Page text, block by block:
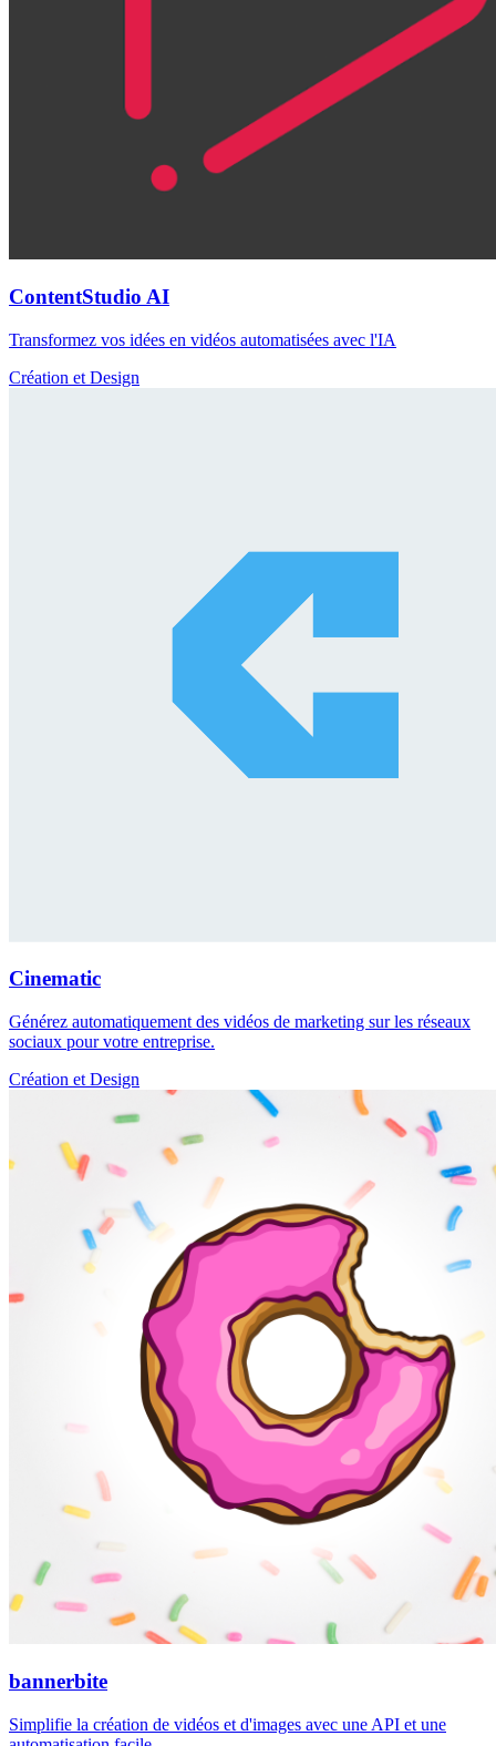
ContentStudio AI
Transformez vos idées en vidéos automatisées avec l'IA
Création et Design
Cinematic
Générez automatiquement des vidéos de marketing sur les réseaux
sociaux pour votre entreprise.
Création et Design
bannerbite
Simplifie la création de vidéos et d'images avec une API et une